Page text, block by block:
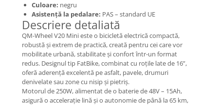
Frâne
Discuri de frana
Plăcuțe de frână
Etrieri
Cabluri de frână
Manete de frână
Consumabile & Unelte
Conectori
Culoare: negru
Asistență la pedalare: PAS – standard UE
Descriere detaliată
QM-Wheel V20 Mini este o bicicletă electrică compactă,
robustă și extrem de practică, creată pentru cei care vor
mobilitate urbană, stabilitate și confort într-un format
redus. Designul tip FatBike, combinat cu roțile late de 16”,
oferă aderență excelentă pe asfalt, pavele, drumuri
denivelate sau zone cu nisip și pietriș.
Motorul de 250W, alimentat de o baterie de 48V – 15Ah,
asigură o accelerație lină și o autonomie de până la 65 km,